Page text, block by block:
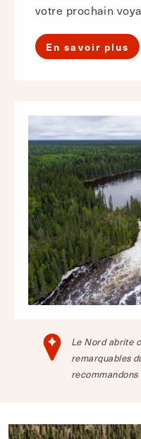
votre prochain
En savoir plus
Le Nord abrite
remarquables
recommandons